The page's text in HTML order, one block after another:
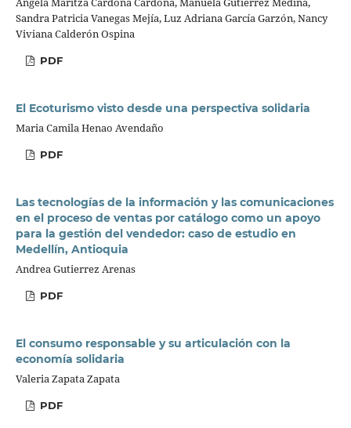
Sandra Patricia Vanegas Mejía, Luz Adriana García Garzón, Nancy
Viviana Calderón Ospina
PDF
El Ecoturismo visto desde una perspectiva solidaria
Maria Camila Henao Avendaño
PDF
Las tecnologías de la información y las comunicaciones
en el proceso de ventas por catálogo como un apoyo
para la gestión del vendedor: caso de estudio en
Medellín, Antioquia
Andrea Gutierrez Arenas
PDF
El consumo responsable y su articulación con la
economía solidaria
Valeria Zapata Zapata
PDF